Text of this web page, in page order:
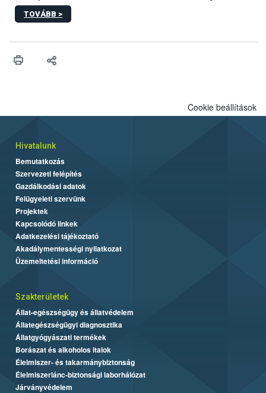
engedélyokiratát módosította, így azok a szüretet követően,
egészen a vesszőérettség (BBCH 91) stádiumáig
érésű szőlőkben is legyen lehetőség a károsító elleni további
felhasználók számára is elérhető és ökológiai termesztésben is
TOVÁBB >
Cookie beállítások
Hivatalunk
Bemutatkozás
Szervezeti felépítés
Gazdálkodási adatok
Felügyeleti szervünk
Projektek
Kapcsolódó linkek
Adatkezelési tájékoztató
Akadálymentességi nyilatkozat
Üzemeltetési információ
Szakterületek
Állat-egészségügy és állatvédelem
Állategészségügyi diagnosztika
Állatgyógyászati termékek
Borászat és alkoholos italok
Élelmiszer- és takarmánybiztonság
Élelmiszerlánc-biztonsági laborhálózat
Járványvédelem